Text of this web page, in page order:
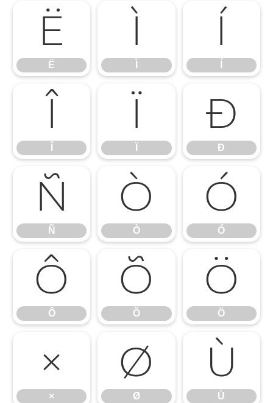
Ë
Ë
Ì Í
Î Ï Ð
Ð
Ñ
Ñ
Ò
Ò
Ó
Ó
Ô
Ô
Õ
Õ
Ö
Ö
×
×
Ø
Ø
Ù
Ù